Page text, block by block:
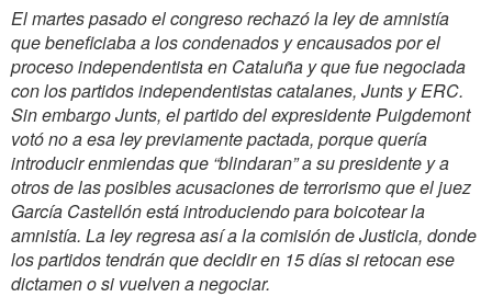
El martes pasado el congreso rechazó la ley de amnistía
que beneficiaba a los condenados y encausados por el
proceso independentista en Cataluña y que fue negociada
con los partidos independentistas catalanes, Junts y ERC.
Sin embargo Junts, el partido del expresidente Puigdemont
votó no a esa ley previamente pactada, porque quería
introducir enmiendas que “blindaran” a su presidente y a
otros de las posibles acusaciones de terrorismo que el juez
García Castellón está introduciendo para boicotear la
amnistía. La ley regresa así a la comisión de Justicia, donde
los partidos tendrán que decidir en 15 días si retocan ese
dictamen o si vuelven a negociar.